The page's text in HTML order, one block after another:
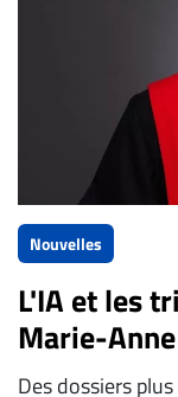
Nouvelles
L'IA et les
Marie-
Des dossiers